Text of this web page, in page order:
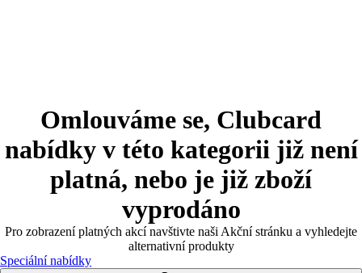
Omlouváme se, Clubcard
nabídky v této kategorii již není
platná, nebo je již zboží
vyprodáno
Pro zobrazení platných akcí navštivte naši Akční stránku a vyhledejte
alternativní produkty
Speciální nabídky